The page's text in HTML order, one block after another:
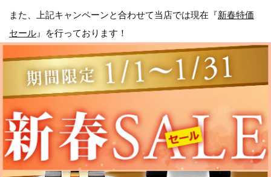
また、上記キャンペーンと合わせて当店では現在『新春特価
セール 』を行っております！